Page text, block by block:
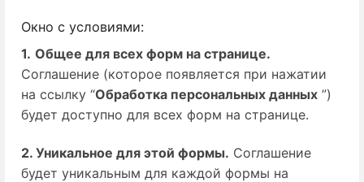
Окно с условиями:
1. Общее для всех форм на странице.
Соглашение (которое появляется при нажатии
на ссылку “Обработка персональных данных ”)
будет доступно для всех форм на странице.
2. Уникальное для этой формы. Соглашение
будет уникальным для каждой формы на